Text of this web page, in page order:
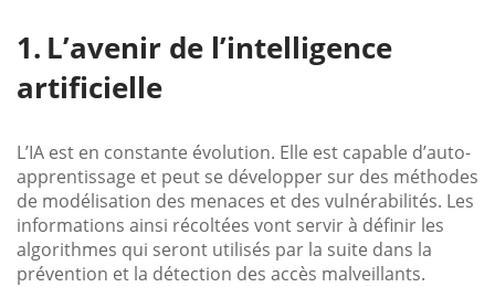
L’avenir de l’intelligence
artificielle
L’IA est en constante évolution. Elle est capable d’auto-
apprentissage et peut se développer sur des méthodes
de modélisation des menaces et des vulnérabilités. Les
informations ainsi récoltées vont servir à définir les
algorithmes qui seront utilisés par la suite dans la
prévention et la détection des accès malveillants.